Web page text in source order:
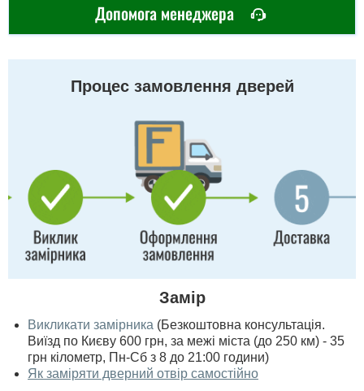
Допомога менеджера
Процес замовлення дверей
Замір
Викликати замірника (Безкоштовна консультація.
Виїзд по Києву 600 грн, за межі міста (до 250 км) - 35
грн кілометр, Пн-Сб з 8 до 21:00 години)
Як заміряти дверний отвір самостійно